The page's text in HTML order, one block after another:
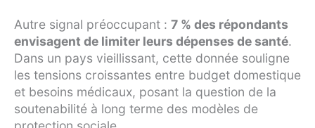
Autre signal préoccupant : 7 % des répondants
envisagent de limiter leurs dépenses de santé.
Dans un pays vieillissant, cette donnée souligne
les tensions croissantes entre budget domestique
et besoins médicaux, posant la question de la
soutenabilité à long terme des modèles de